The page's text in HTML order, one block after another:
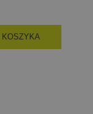
KOSZYKA